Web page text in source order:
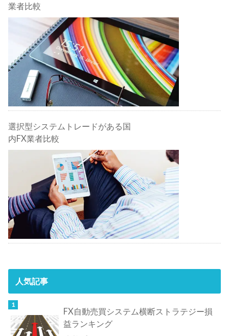
業者比較
選択型システムトレードがある国
内FX業者比較
人気記事
FX自動売買システム横断ストラテジー損
益ランキング